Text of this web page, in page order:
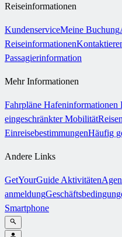
Reiseinformationen
KundenserviceMeine Buchung
Reiseinformationen
Passagierinformation
Mehr Informationen
Fahrpläne Hafeninformationen
eingeschränkter Mobilität
EinreisebestimmungenHäufig
Andere Links
GetYourGuide Aktivitäten
anmeldung
Smartphone